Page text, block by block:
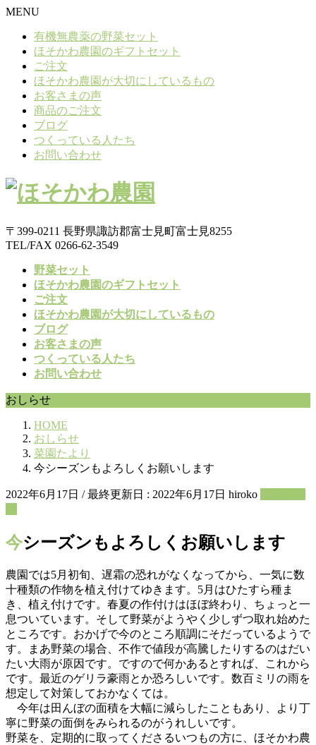
MENU
有機無農薬の野菜セット
ほそかわ農園のギフトセット
ご注文
ほそかわ農園が大切にしているもの
お客さまの声
商品のご注文
ブログ
つくっている人たち
お問い合わせ
〒399-0211 長野県諏訪郡富士見町富士見8255
TEL/FAX 0266-62-3549
野菜セット
ほそかわ農園のギフトセット
ご注文
ほそかわ農園が大切にしているもの
ブログ
お客さまの声
つくっている人たち
お問い合わせ
おしらせ
HOME
おしらせ
菜園たより
今シーズンもよろしくお願いします
2022年6月17日 / 最終更新日 : 2022年6月17日 hiroko
今シーズンもよろしくお願いします
農園では5月初旬、遅霜の恐れがなくなってから、一気に数
十種類の作物を植え付けてゆきます。5月はひたすら種ま
き、植え付けです。春夏の作付けはほぼ終わり、ちょっと一
息ついています。そして野菜がようやく少しずつ取れ始めた
ところです。おかげで今のところ順調にそだっているようで
す。まあ野菜の場合、不作で値段が高騰したりするのはだい
たい大雨が原因です。ですので何かあるとすれば、これから
です。最近のゲリラ豪雨とか恐ろしいです。数百ミリの雨を
想定して対策しておかなくては。
今年は田んぼの面積を大幅に減らしたこともあり、より丁
寧に野菜の面倒をみられるのがうれしいです。
野菜を、定期的に取ってくださるいつもの方に、ほそかわ農